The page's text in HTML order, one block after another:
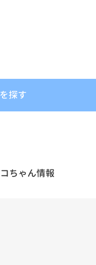
探す
ちゃん情報